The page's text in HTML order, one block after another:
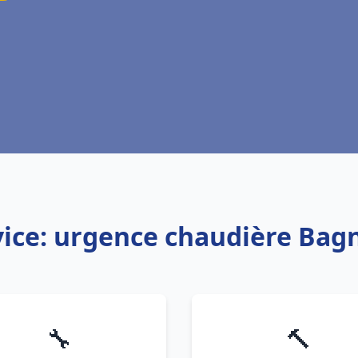
urgence chaudière
🔧 🔨